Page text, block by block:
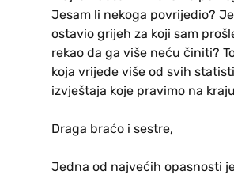
Jesam li nekoga povrijedio?
ostavio grijeh za koji sam
rekao da ga više neću činiti?
koja vrijede više od svih
izvještaja koje pravimo na
Draga braćo i sestre,
Jedna od najvećih opasnosti